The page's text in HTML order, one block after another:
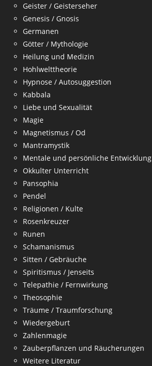
Geister / Geisterseher
Genesis / Gnosis
Germanen
Götter / Mythologie
Heilung und Medizin
Hohlwelttheorie
Hypnose / Autosuggestion
Kabbala
Liebe und Sexualität
Magie
Magnetismus / Od
Mantramystik
Mentale und persönliche Entwicklung
Okkulter Unterricht
Pansophia
Pendel
Religionen / Kulte
Rosenkreuzer
Runen
Schamanismus
Sitten / Gebräuche
Spiritismus / Jenseits
Telepathie / Fernwirkung
Theosophie
Träume / Traumforschung
Wiedergeburt
Zahlenmagie
Zauberpflanzen und Räucherungen
Weitere Literatur